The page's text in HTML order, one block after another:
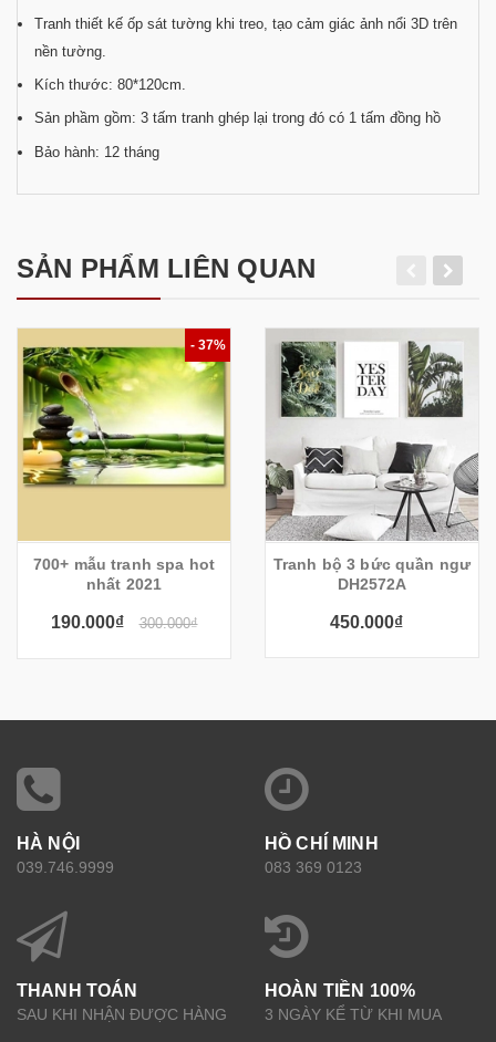
Tranh thiết kế ốp sát tường khi treo, tạo cảm giác ảnh nổi 3D trên
nền tường.
Kích thước: 80*120cm.
Sản phầm gồm: 3 tấm tranh ghép lại trong đó có 1 tấm đồng hồ
Bảo hành: 12 tháng
SẢN PHẨM LIÊN QUAN
- 37%
700+ mẫu tranh spa hot
nhất 2021
190.000₫ 300.000₫
Tranh bộ 3 bức quần ngư
DH2572A
450.000₫
HÀ NỘI
039.746.9999
HỒ CHÍ MINH
083 369 0123
THANH TOÁN
SAU KHI NHẬN ĐƯỢC HÀNG
HOÀN TIỀN 100%
3 NGÀY KỂ TỪ KHI MUA